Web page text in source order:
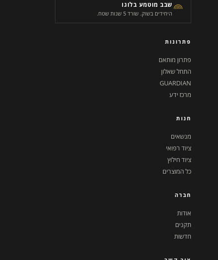
שבב מוטמע בלוגו
היחידים בשוק. שורד 5 שנות שטח.
פתרונות
פתרון מותאם
התחל שאלון
GUARDIAN
מרכז ידע
חנות
מנשאים
ציוד רפואי
ציוד חילוץ
כל המוצרים
חברה
אודות
תקנים
חדשות